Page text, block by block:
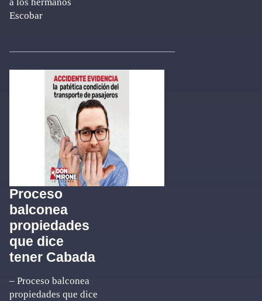
Escobar
Proceso
balconea
propiedades
que dice
tener Cabada
– Proceso balconea
propiedades que dice